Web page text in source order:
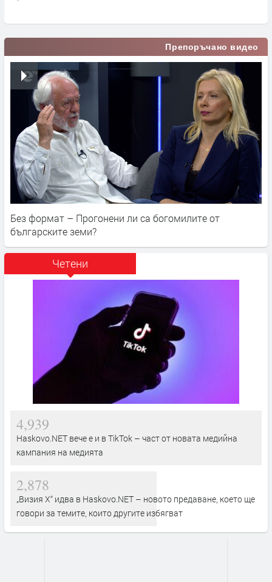
Препоръчано видео
Без формат – Прогонени ли са богомилите от
българските земи?
Четени
4,939
Haskovo.NET вече е и в TikTok – част от новата медийна
кампания на медията
2,878
„Визия Х“ идва в Haskovo.NET – новото предаване, което ще
говори за темите, които другите избягват